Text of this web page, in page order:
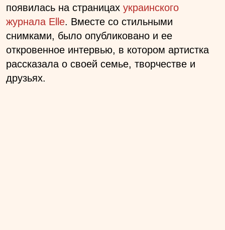
появилась на страницах украинского
журнала Elle. Вместе со стильными
снимками, было опубликовано и ее
откровенное интервью, в котором артистка
рассказала о своей семье, творчестве и
друзьях.